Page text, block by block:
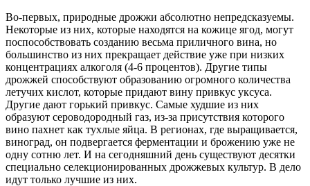
Во-первых, природные дрожжи абсолютно непредсказуемы.
Некоторые из них, которые находятся на кожице ягод, могут
поспособствовать созданию весьма приличного вина, но
большинство из них прекращает действие уже при низких
концентрациях алкоголя (4-6 процентов). Другие типы
дрожжей способствуют образованию огромного количества
летучих кислот, которые придают вину привкус уксуса.
Другие дают горький привкус. Самые худшие из них
образуют сероводородный газ, из-за присутствия которого
вино пахнет как тухлые яйца. В регионах, где выращивается,
виноград, он подвергается ферментации и брожению уже не
одну сотню лет. И на сегодняшний день существуют десятки
специально селекционированных дрожжевых культур. В дело
идут только лучшие из них.